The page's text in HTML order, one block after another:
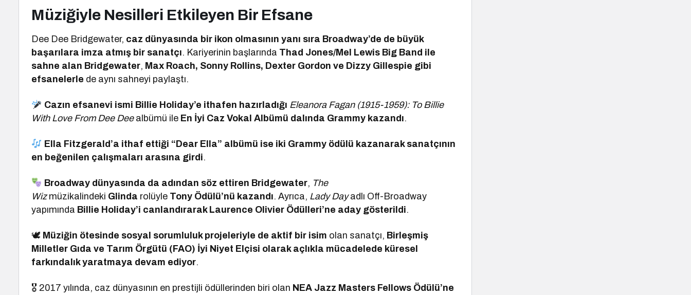
Müziğiyle Nesilleri Etkileyen Bir Efsane
Dee Dee Bridgewater, caz dünyasında bir ikon olmasının yanı sıra Broadway’de de büyük
başarılara imza atmış bir sanatçı. Kariyerinin başlarında Thad Jones/Mel Lewis Big Band ile
sahne alan Bridgewater, Max Roach, Sonny Rollins, Dexter Gordon ve Dizzy Gillespie gibi
efsanelerle de aynı sahneyi paylaştı.
Cazın efsanevi ismi Billie Holiday’e ithafen hazırladığı Eleanora Fagan (1915-1959): To Billie
With Love From Dee Deealbümü ile En İyi Caz Vokal Albümü dalında Grammy kazandı.
Ella Fitzgerald’a ithaf ettiği “Dear Ella” albümü ise iki Grammy ödülü kazanarak sanatçının
en beğenilen çalışmaları arasına girdi.
Broadway dünyasında da adından söz ettiren Bridgewater, The
Wizmüzikalindeki Glinda rolüyle Tony Ödülü’nü kazandı. Ayrıca, Lady Dayadlı Off-Broadway
yapımında Billie Holiday’i canlandırarak Laurence Olivier Ödülleri’ne aday gösterildi.
🕊 Müziğin ötesinde sosyal sorumluluk projeleriyle de aktif bir isim olan sanatçı, Birleşmiş
Milletler Gıda ve Tarım Örgütü (FAO) İyi Niyet Elçisi olarak açlıkla mücadelede küresel
farkındalık yaratmaya devam ediyor.
🎖 2017 yılında, caz dünyasının en prestijli ödüllerinden biri olan NEA Jazz Masters Fellows Ödülü’ne